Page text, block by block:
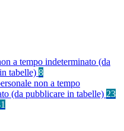
a tempo indeterminato (da
tabelle) 8
non a tempo
(da pubblicare in tabelle) 23